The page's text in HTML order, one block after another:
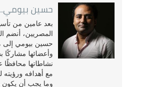
حسين بيومي..
بعد عامين من
المصريين، أنضم
حسين بيومي
وأعضائها
نشاطاتها محافظًا
مع أهدافه ورؤيته
وما يجب أن يكون